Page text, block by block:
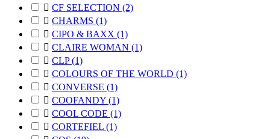
 CF SELECTION (2)
 CHARMS (1)
 CIPO & BAXX (1)
 CLAIRE WOMAN (1)
 CLP(1)
 COLOURS OF THE WORLD (1)
 CONVERSE (1)
 COOFANDY (1)
 COOL CODE (1)
 CORTEFIEL (1)